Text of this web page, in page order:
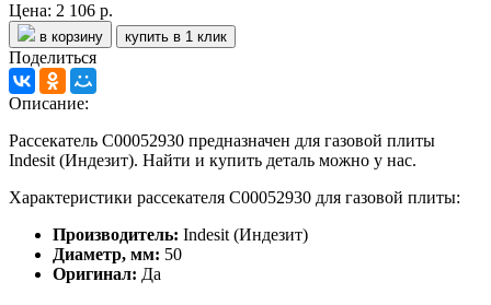
Цена: 2 106 р.
в корзину купить в 1 клик
Поделиться
Описание:
Рассекатель C00052930 предназначен для газовой плиты
Indesit (Индезит). Найти и купить деталь можно у нас.
Характеристики рассекателя С00052930 для газовой плиты:
Производитель: Indesit (Индезит)
Диаметр, мм: 50
Оригинал: Да